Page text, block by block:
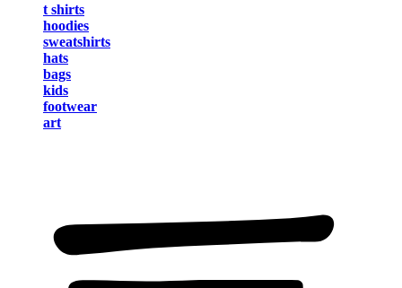
t shirts
hoodies
sweatshirts
hats
bags
kids
footwear
art